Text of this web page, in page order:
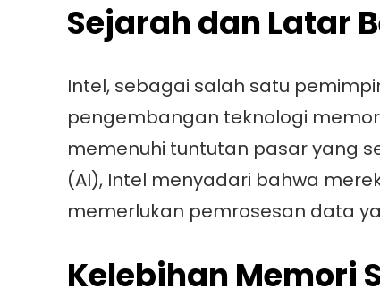
Sejarah dan Latar
Intel, sebagai salah satu
pengembangan teknologi
memenuhi tuntutan pasar yang
(AI), Intel menyadari bahwa
memerlukan pemrosesan data
Kelebihan Memori